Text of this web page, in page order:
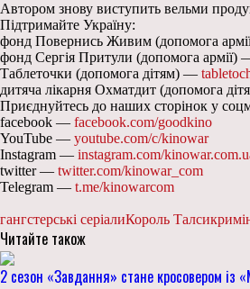
Автором знову виступить вельми
Підтримайте Україну:
фонд Повернись Живим (допомога
фонд Сергія Притули (допомога армії)
Таблеточки (допомога дітям) —
дитяча лікарня Охматдит (допомога
Приєднуйтесь до наших сторінок у
facebook — facebook.com/goodkino
YouTube — youtube.com/c/kinowar
Instagram — instagram.com/
twitter — twitter.com/kinowar_com
Telegram — t.me/kinowarcom
гангстерські серіалиКороль Талси
Читайте також
2 сезон «Завдання» стане кросовером із